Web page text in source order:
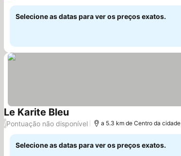
Selecione as datas para ver os preços exatos.
Le Karite BleuVer preços
/Pontuação não disponível a 5.3 km de Centro da cidade
Selecione as datas para ver os preços exatos.